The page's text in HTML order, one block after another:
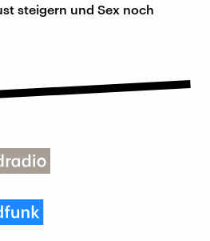
steigern und Sex noch